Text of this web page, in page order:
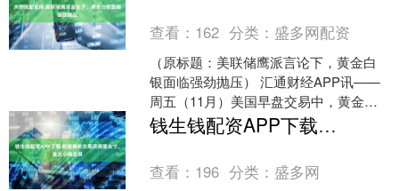
查看： 162 分类： 盛多网配资
（原标题：美联储鹰派言论下，黄金白
银面临强劲抛压） 汇通财经APP讯——
周五（11月）美国早盘交易中，黄金和
白银价格大幅下挫。本周晚些时候，市
场对美联储12月降....
钱生钱配资APP下载 数据潮前交易员调整头寸，美元小幅走弱
查看： 196 分类： 盛多网